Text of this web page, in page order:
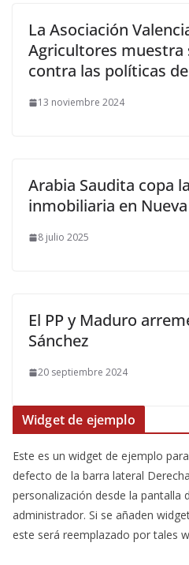
La Asociación
Agricultores muestra
contra las políticas
13 noviembre 2024
Arabia Saudita copa
inmobiliaria en
8 julio 2025
El PP y Maduro
Sánchez
20 septiembre 2024
Widget de ejemplo
Este es un widget de ejemplo
defecto de la barra lateral
personalización desde la pantalla
administrador. Si se añaden
este será reemplazado por tales